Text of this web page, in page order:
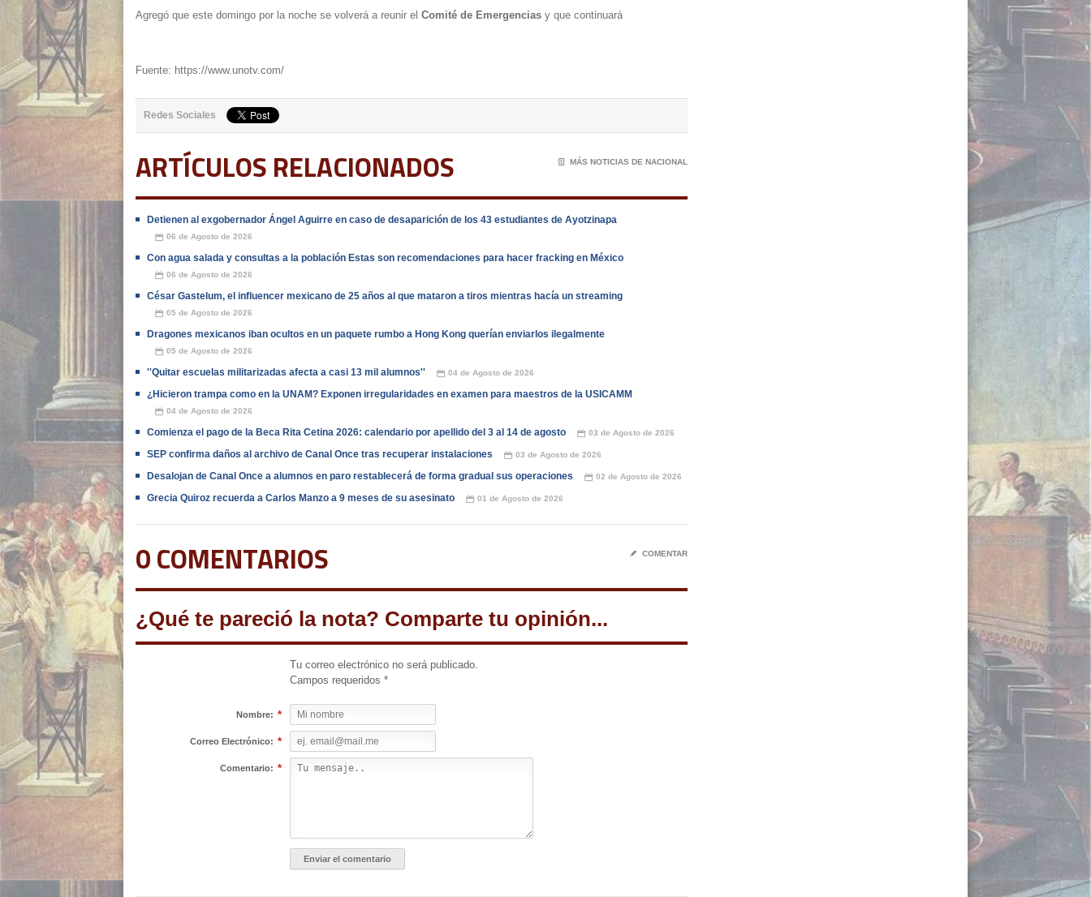
Agregó que este domingo por la noche se volverá a reunir el Comité de Emergencias y que continuará
Fuente: https://www.unotv.com/
Redes Sociales
ARTÍCULOS RELACIONADOS 📄 MÁS NOTICIAS DE NACIONAL
Detienen al exgobernador Ángel Aguirre en caso de desaparición de los 43 estudiantes de Ayotzinapa
📅 06 de Agosto de 2026
Con agua salada y consultas a la población Estas son recomendaciones para hacer fracking en México
📅 06 de Agosto de 2026
César Gastelum, el influencer mexicano de 25 años al que mataron a tiros mientras hacía un streaming
📅 05 de Agosto de 2026
Dragones mexicanos iban ocultos en un paquete rumbo a Hong Kong querían enviarlos ilegalmente
📅 05 de Agosto de 2026
''Quitar escuelas militarizadas afecta a casi 13 mil alumnos'' 📅 04 de Agosto de 2026
¿Hicieron trampa como en la UNAM? Exponen irregularidades en examen para maestros de la USICAMM
📅 04 de Agosto de 2026
Comienza el pago de la Beca Rita Cetina 2026: calendario por apellido del 3 al 14 de agosto 📅 03 de Agosto de 2026
SEP confirma daños al archivo de Canal Once tras recuperar instalaciones 📅 03 de Agosto de 2026
Desalojan de Canal Once a alumnos en paro restablecerá de forma gradual sus operaciones 📅 02 de Agosto de 2026
Grecia Quiroz recuerda a Carlos Manzo a 9 meses de su asesinato 📅 01 de Agosto de 2026
0 COMENTARIOS ✎ COMENTAR
¿Qué te pareció la nota? Comparte tu opinión...
Tu correo electrónico no será publicado.
Campos requeridos *
Nombre: *
Correo Electrónico: *
Comentario: *